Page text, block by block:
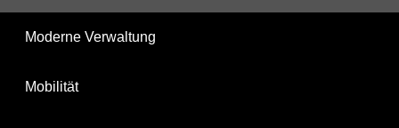
Moderne Verwaltung
Mobilität